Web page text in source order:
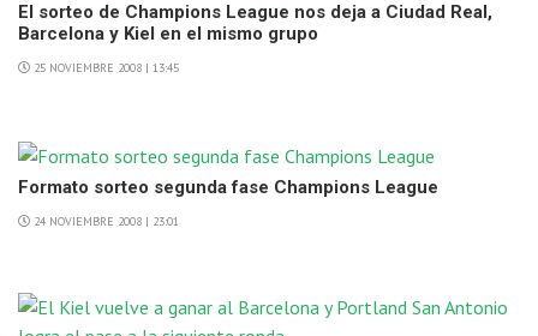
El sorteo de Champions League nos deja a Ciudad Real,
Barcelona y Kiel en el mismo grupo
25 NOVIEMBRE 2008 | 13:45
Formato sorteo segunda fase Champions League
24 NOVIEMBRE 2008 | 23:01